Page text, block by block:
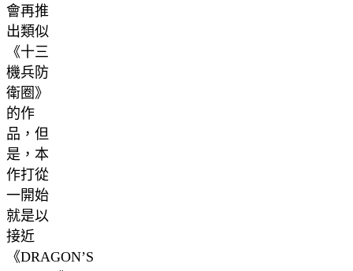
會再推
出類似
《十三
機兵防
衛圈》
的作
品，但
是，本
作打從
一開始
就是以
接近
《DRAGON’S